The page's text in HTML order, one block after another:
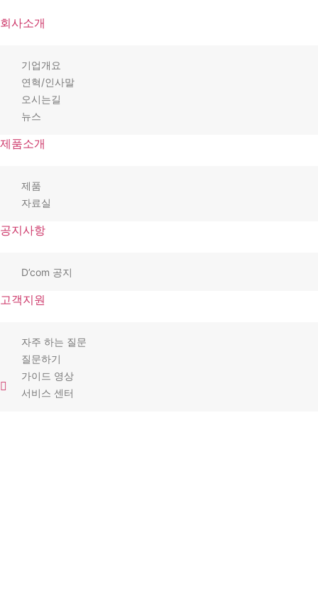
회사소개
기업개요
연혁/인사말
오시는길
뉴스
제품소개
제품
자료실
공지사항
D’com 공지
고객지원
자주 하는 질문
질문하기
가이드 영상
서비스 센터